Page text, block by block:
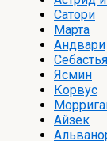
Сатори
Марта
Андвари
Ясмин
Корвус
Айзек